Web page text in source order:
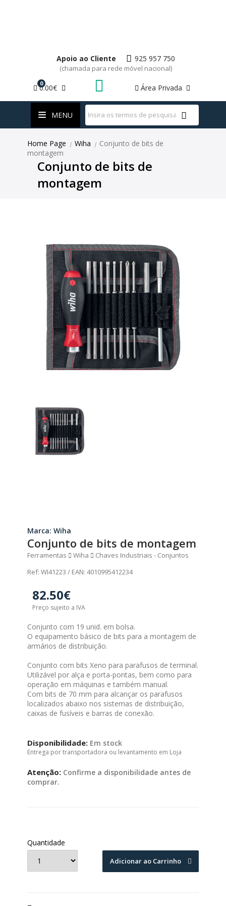
WhatsApp
Apoio ao Cliente 925 957 750
(chamada para rede móvel nacional)
Área Privada
0
0.00€
MENU
Home Page | Wiha | Conjunto de bits de
montagem
Conjunto de bits de
montagem
Marca: Wiha
Conjunto de bits de montagem
Ferramentas Wiha
Chaves Industriais - Conjuntos
Ref: WI41223 / EAN: 4010995412234
82.50€
Preço sujeito a IVA
Conjunto com 19 unid. em bolsa.
O equipamento básico de bits para a montagem de
armários de distribuição.
Conjunto com bits Xeno para parafusos de terminal.
Utilizável por alça e porta-pontas, bem como para
operação em máquinas e também manual.
Com bits de 70 mm para alcançar os parafusos
localizados abaixo nos sistemas de distribuição,
caixas de fusíveis e barras de conexão.
Disponibilidade: Em stock
Entrega por transportadora ou levantamento em Loja
Atenção: Confirme a disponibilidade antes de
comprar.
Quantidade
Adicionar ao Carrinho